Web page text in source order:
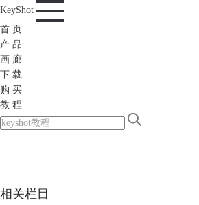
KeyShot
首 页
产 品
画 廊
下 载
购 买
教 程
相关栏目